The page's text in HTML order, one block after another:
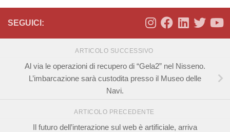
SEGUICI:
ARTICOLO SUCCESSIVO
Al via le operazioni di recupero di “Gela2” nel Nisseno.
L’imbarcazione sarà custodita presso il Museo delle
Navi.
ARTICOLO PRECEDENTE
Il futuro dell’interazione sul web è artificiale, arriva